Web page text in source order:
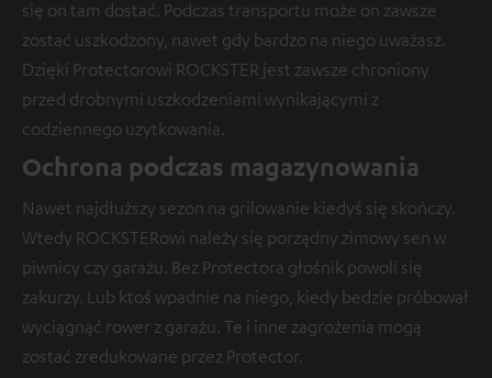
się on tam dostać. Podczas transportu może on zawsze
zostać uszkodzony, nawet gdy bardzo na niego uważasz.
Dzięki Protectorowi ROCKSTER jest zawsze chroniony
przed drobnymi uszkodzeniami wynikającymi z
codziennego uzytkowania.
Ochrona podczas magazynowania
Nawet najdłuższy sezon na grilowanie kiedyś się skończy.
Wtedy ROCKSTERowi należy się porządny zimowy sen w
piwnicy czy garażu. Bez Protectora głośnik powoli się
zakurzy. Lub ktoś wpadnie na niego, kiedy bedzie próbował
wyciągnąć rower z garażu. Te i inne zagrożenia mogą
zostać zredukowane przez Protector.